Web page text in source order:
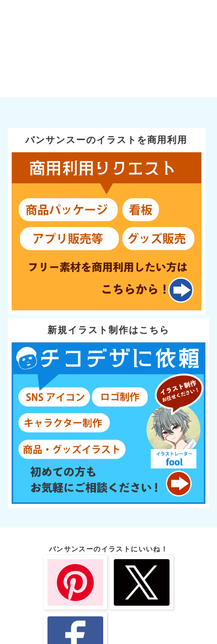
バンサンスーのイラストを商用利用
新規イラスト制作はこちら
バンサンスーのイラストにいいね！